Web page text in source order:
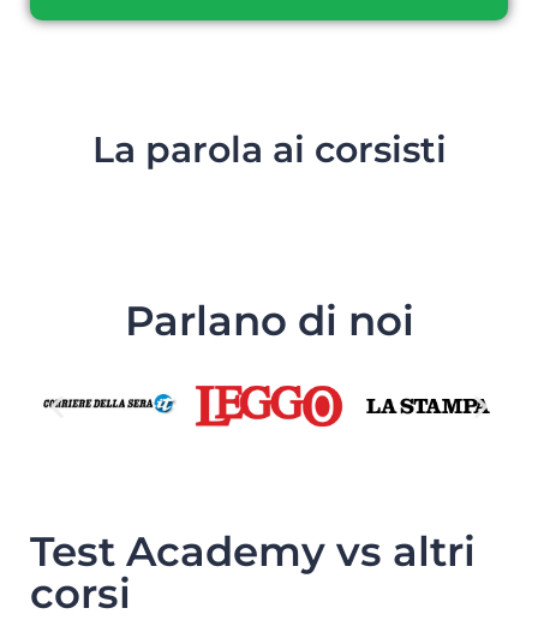
La parola ai corsisti
Parlano di noi
Test Academy vs altri
corsi